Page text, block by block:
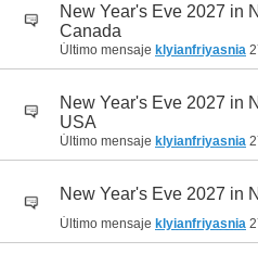
New Year's Eve 2027 in
Canada
Último mensaje klyianfriyasnia
New Year's Eve 2027 in
USA
Último mensaje klyianfriyasnia
New Year's Eve 2027 in
Último mensaje klyianfriyasnia